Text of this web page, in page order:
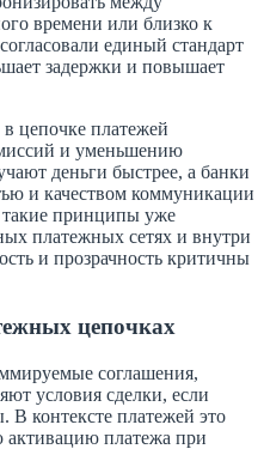
времени или близко к
единый стандарт
задержки и повышает
цепочке платежей
и уменьшению
деньги быстрее, а банки
и качеством коммуникации
принципы уже
платежных сетях и внутри
и прозрачность критичны
цепочках
соглашения,
условия сделки, если
В контексте платежей это
активацию платежа при